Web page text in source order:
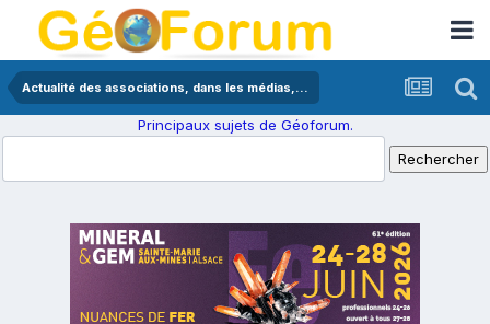
Actualité des associations, dans les médias,...
Principaux sujets de Géoforum.